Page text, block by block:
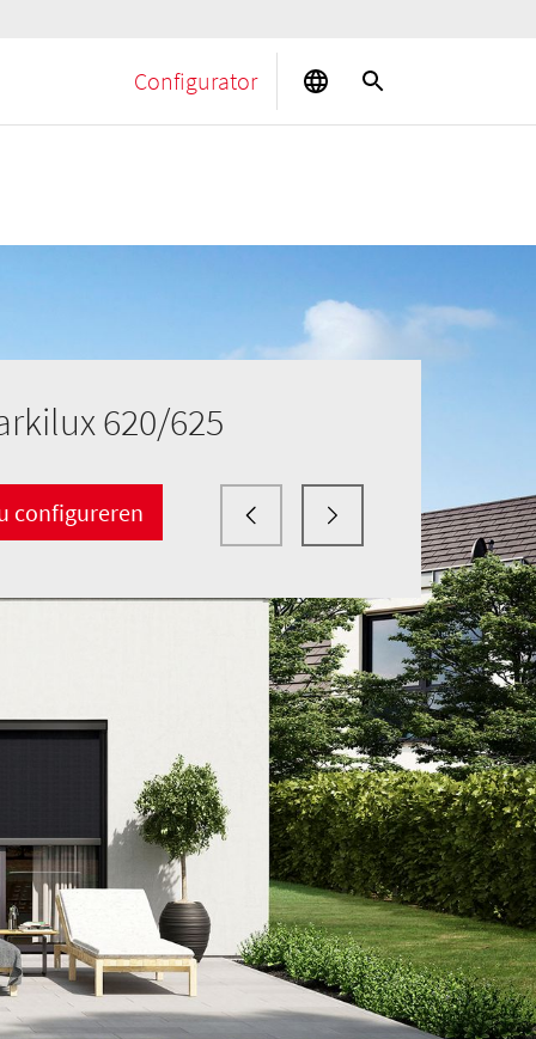
Configurator
620/625
configureren